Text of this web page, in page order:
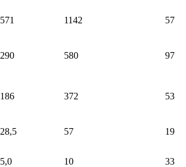
571 1142 57
290 580 97
186 372 53
28,5 57 19
5,0 10 33